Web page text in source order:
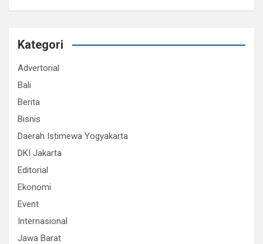
Kategori
Advertorial
Bali
Berita
Bisnis
Daerah Istimewa Yogyakarta
DKI Jakarta
Editorial
Ekonomi
Event
Internasional
Jawa Barat